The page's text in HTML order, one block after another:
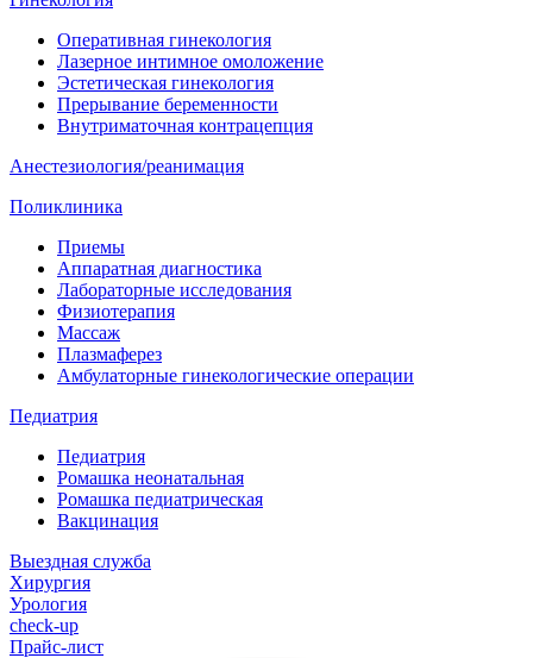
Оперативная гинекология
Лазерное интимное омоложение
Эстетическая гинекология
Прерывание беременности
Внутриматочная контрацепция
Анестезиология/реанимация
Поликлиника
Приемы
Аппаратная диагностика
Лабораторные исследования
Физиотерапия
Массаж
Плазмаферез
Амбулаторные гинекологические операции
Педиатрия
Педиатрия
Ромашка неонатальная
Ромашка педиатрическая
Вакцинация
Выездная служба
Хирургия
Урология
check-up
Прайс-лист